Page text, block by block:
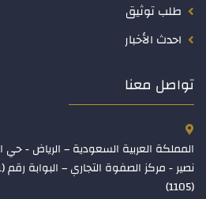
طلب توثيق
احدث الأخبار
تواصل معنا
المملكة العربية السعودية – الرياض -
(1105)